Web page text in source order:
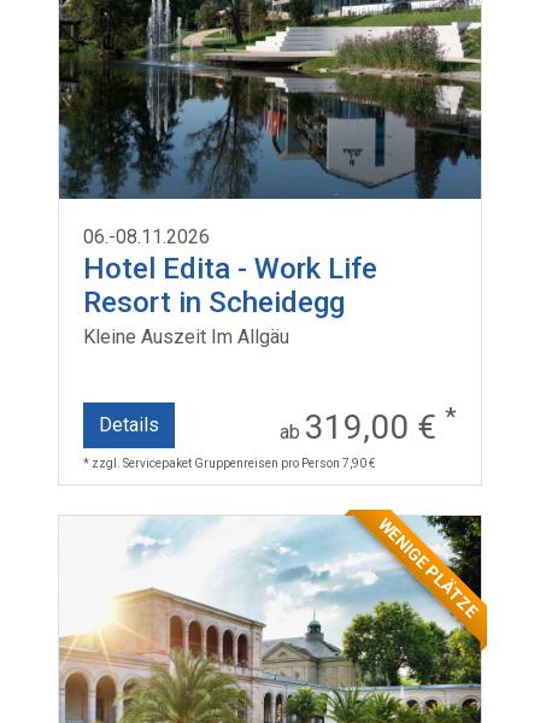
06.-08.11.2026
Hotel Edita - Work Life
Resort in Scheidegg
Kleine Auszeit Im Allgäu
Details ab 319,00 € *
* zzgl. Servicepaket Gruppenreisen pro Person 7,90 €
WENIGE PLÄTZE